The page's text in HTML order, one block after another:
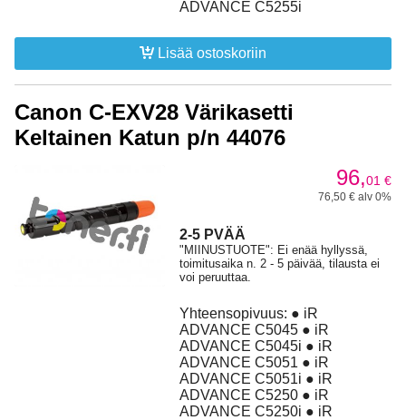
ADVANCE C5255i
Lisää ostoskoriin
Canon C-EXV28 Värikasetti
Keltainen Katun p/n 44076
96,01 €
76,50 € alv 0%
2-5 PVÄÄ
"MIINUSTUOTE": Ei enää hyllyssä,
toimitusaika n. 2 - 5 päivää, tilausta ei
voi peruuttaa.
Yhteensopivuus: ● iR
ADVANCE C5045 ● iR
ADVANCE C5045i ● iR
ADVANCE C5051 ● iR
ADVANCE C5051i ● iR
ADVANCE C5250 ● iR
ADVANCE C5250i ● iR